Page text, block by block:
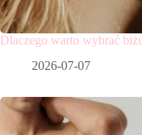
Dlaczego warto wybrać
2026-07-07